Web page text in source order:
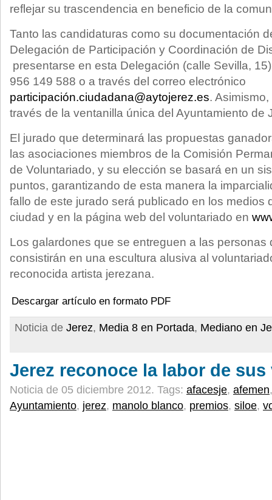
reflejar su trascendencia en beneficio de la
Tanto las candidaturas como su documentación
Delegación de Participación y Coordinación de
presentarse en esta Delegación (calle Sevilla,
956 149 588 o a través del correo electrónico
participación.ciudadana@aytojerez.es.
través de la ventanilla única del Ayuntamiento de
El jurado que determinará las propuestas
las asociaciones miembros de la Comisión
de Voluntariado, y su elección se basará en un
puntos, garantizando de esta manera la
fallo de este jurado será publicado en los medios
ciudad y en la página web del voluntariado en
Los galardones que se entreguen a las personas
consistirán en una escultura alusiva al
reconocida artista jerezana.
Descargar artículo en formato PDF
Noticia de Jerez, Media 8 en Portada, Mediano en
Jerez reconoce la labor de
Noticia de 05 diciembre 2012. Tags: afacesje, afemen
Ayuntamiento, jerez, manolo blanco, premios, siloe,